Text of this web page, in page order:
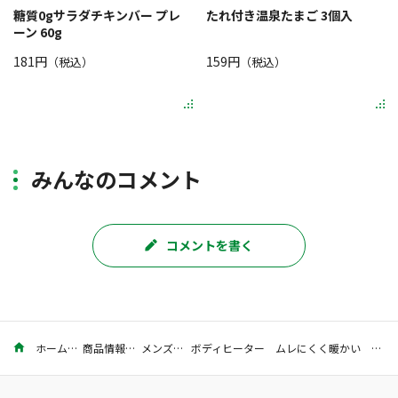
糖質0gサラダチキンバー プレ
ーン 60g
181円 （税込）
たれ付き温泉たまご 3個入
159円（税込）
みんなのコメント
コメントを書く
ホーム 商品情報 メンズ ボディヒーター ムレにくく暖かい 紳士 脇汗取り付半袖丸首シャツ